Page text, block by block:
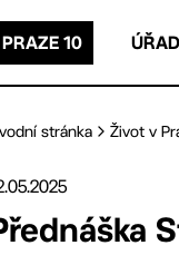
10
stránka Život v